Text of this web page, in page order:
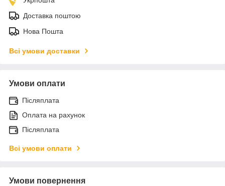
Доставка поштою
Нова Пошта
Всі умови доставки
Умови оплати
Післяплата
Оплата на рахунок
Післяплата
Всі умови оплати
Умови повернення